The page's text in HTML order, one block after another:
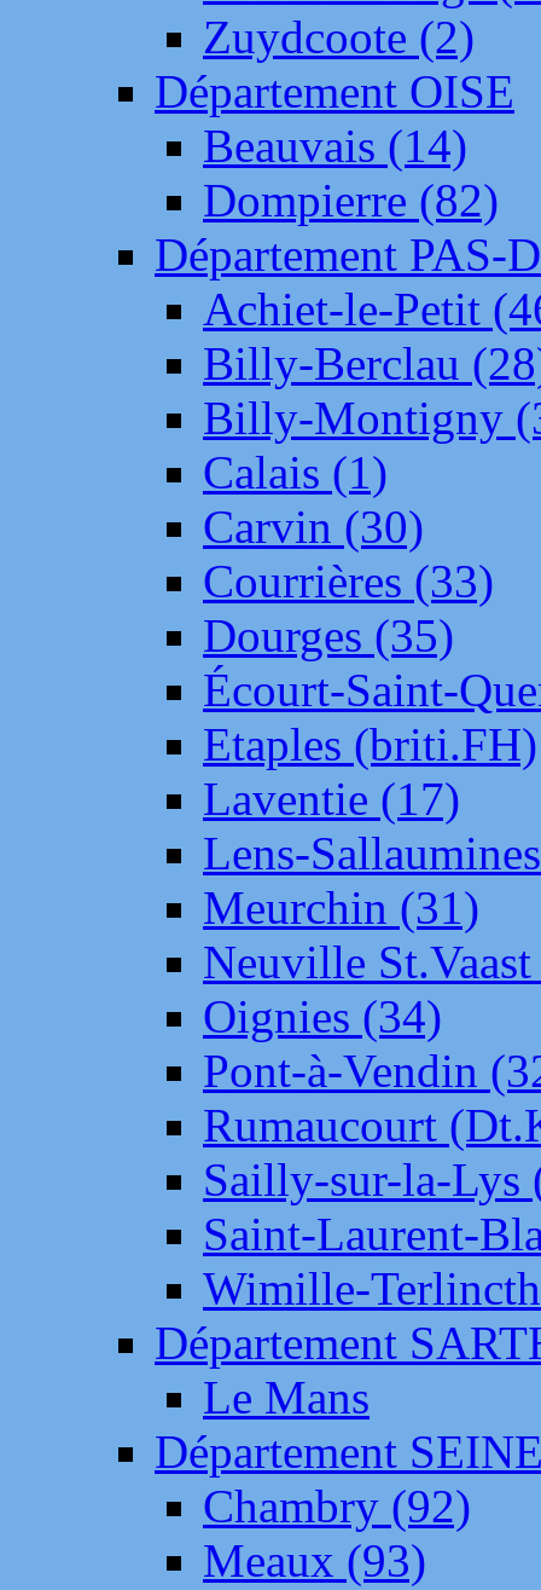
Zuydcoote (2)
Département OISE
Beauvais (14)
Dompierre (82)
Département PAS-
Achiet-le-Petit
Billy-Berclau
Billy-Montigny
Calais (1)
Carvin (30)
Courrières (33)
Dourges (35)
Écourt-Saint-
Etaples (briti.FH)
Laventie (17)
Lens-
Meurchin (31)
Neuville
Oignies (34)
Pont-à-Vendin
Rumaucourt
Sailly-sur-la-Lys
Saint-Laurent-
Wimille-
Département
Le Mans
Département
Chambry (92)
Meaux (93)